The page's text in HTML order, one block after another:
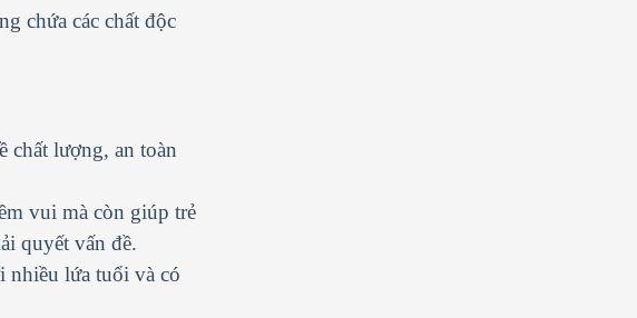
chứa các chất độc
chất lượng, an toàn
vui mà còn giúp trẻ
quyết vấn đề.
nhiều lứa tuổi và có